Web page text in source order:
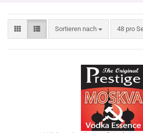
Sortieren nach 48 pro